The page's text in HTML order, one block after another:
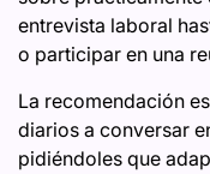
entrevista laboral
o participar en una
La recomendación
diarios a conversar
pidiéndoles que